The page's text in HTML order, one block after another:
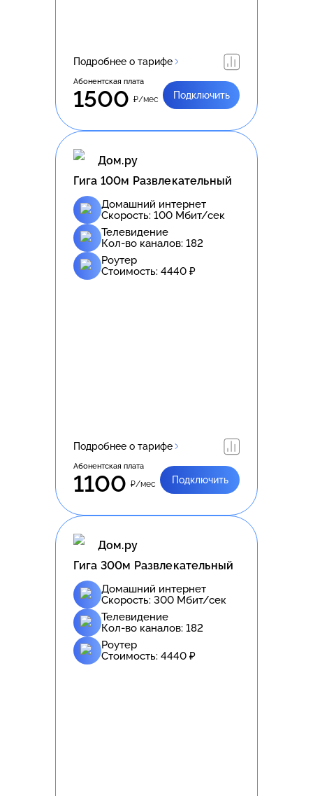
Подробнее о тарифе
Абонентская плата
1500 ₽/мес Подключить
Дом.ру
Гига 100м Развлекательный
Домашний интернет
Скорость: 100 Мбит/сек
Телевидение
Кол-во каналов: 182
Роутер
Стоимость: 4440 ₽
Подробнее о тарифе
Абонентская плата
1100 ₽/мес Подключить
Дом.ру
Гига 300м Развлекательный
Домашний интернет
Скорость: 300 Мбит/сек
Телевидение
Кол-во каналов: 182
Роутер
Стоимость: 4440 ₽